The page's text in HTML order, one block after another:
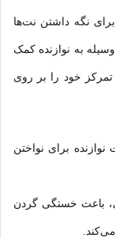
نگه داشتن نت‌ها
به نوازنده کمک
خود را بر روی
برای نواختن
باعث خستگی گردن